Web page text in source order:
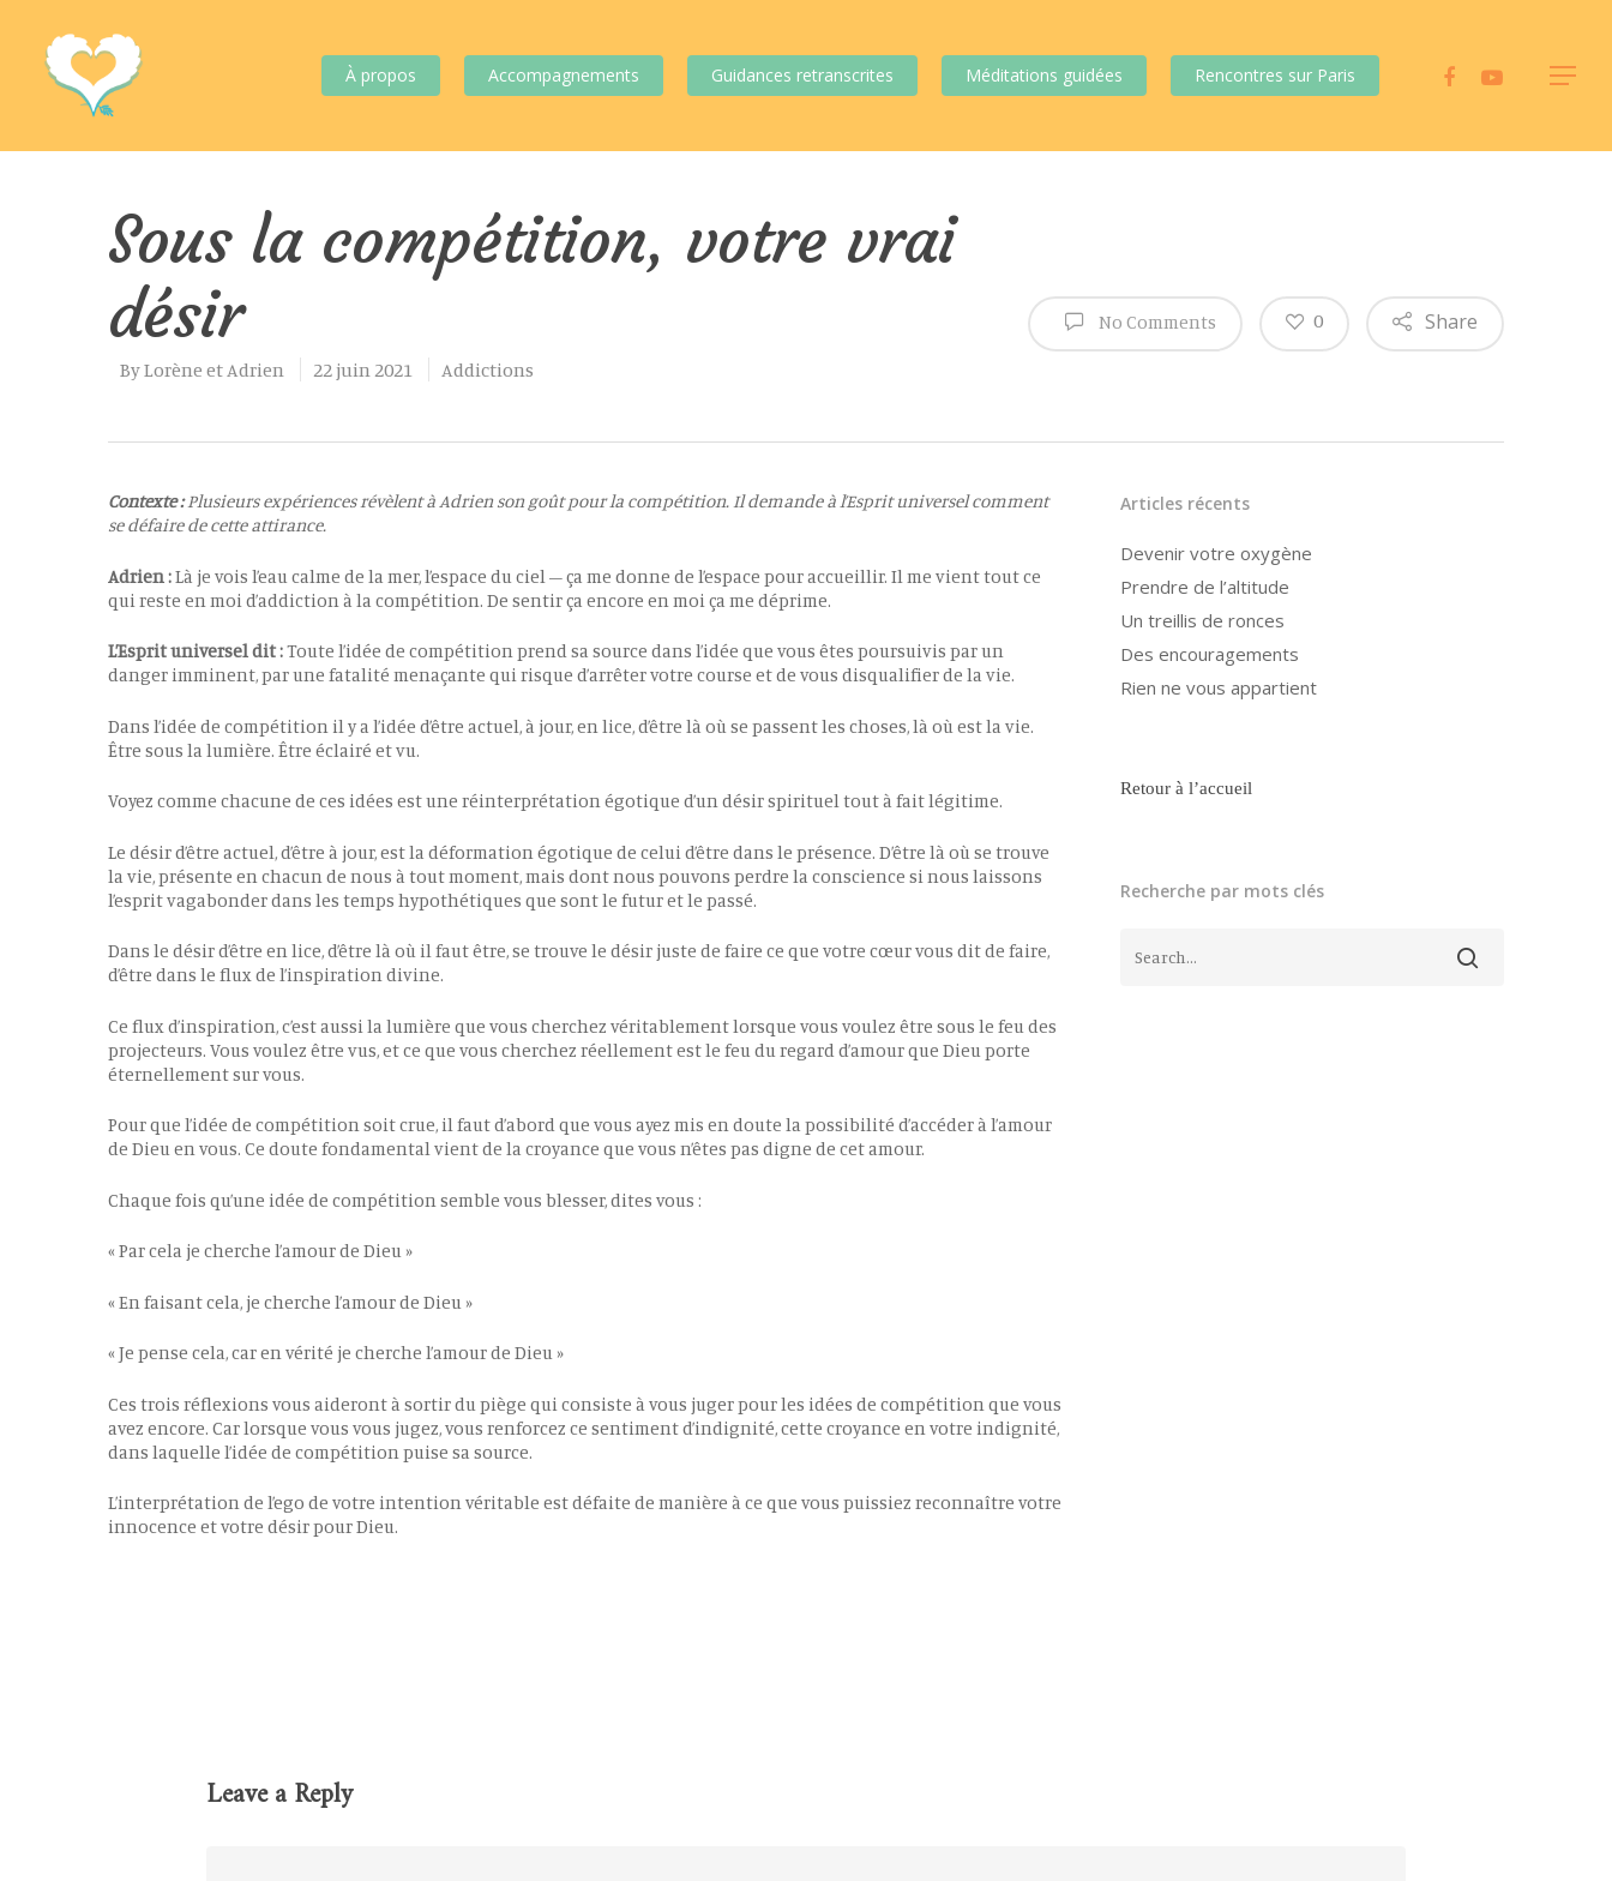
À propos Accompagnements Guidances retranscrites Méditations guidées Rencontres sur Paris
Sous la compétition, votre vrai
désir
ByLorène et Adrien 22 juin 2021 Addictions
No Comments Share
0
Contexte :Plusieurs expériences révèlent à Adrien son goût pour la compétition. Il demande à l’Esprit universel comment
se défaire de cette attirance.
Adrien :Là je vois l’eau calme de la mer, l’espace du ciel – ça me donne de l’espace pour accueillir. Il me vient tout ce
qui reste en moi d’addiction à la compétition. De sentir ça encore en moi ça me déprime.
L’Esprit universel dit :Toute l’idée de compétition prend sa source dans l’idée que vous êtes poursuivis par un
danger imminent, par une fatalité menaçante qui risque d’arrêter votre course et de vous disqualifier de la vie.
Dans l’idée de compétition il y a l’idée d’être actuel, à jour, en lice, d’être là où se passent les choses, là où est la vie.
Être sous la lumière. Être éclairé et vu.
Voyez comme chacune de ces idées est une réinterprétation égotique d’un désir spirituel tout à fait légitime.
Le désir d’être actuel, d’être à jour, est la déformation égotique de celui d’être dans le présence. D’être là où se trouve
la vie, présente en chacun de nous à tout moment, mais dont nous pouvons perdre la conscience si nous laissons
l’esprit vagabonder dans les temps hypothétiques que sont le futur et le passé.
Dans le désir d’être en lice, d’être là où il faut être, se trouve le désir juste de faire ce que votre cœur vous dit de faire,
d’être dans le flux de l’inspiration divine.
Ce flux d’inspiration, c’est aussi la lumière que vous cherchez véritablement lorsque vous voulez être sous le feu des
projecteurs. Vous voulez être vus, et ce que vous cherchez réellement est le feu du regard d’amour que Dieu porte
éternellement sur vous.
Pour que l’idée de compétition soit crue, il faut d’abord que vous ayez mis en doute la possibilité d’accéder à l’amour
de Dieu en vous. Ce doute fondamental vient de la croyance que vous n’êtes pas digne de cet amour.
Chaque fois qu’une idée de compétition semble vous blesser, dites vous :
« Par cela je cherche l’amour de Dieu »
« En faisant cela, je cherche l’amour de Dieu »
« Je pense cela, car en vérité je cherche l’amour de Dieu »
Ces trois réflexions vous aideront à sortir du piège qui consiste à vous juger pour les idées de compétition que vous
avez encore. Car lorsque vous vous jugez, vous renforcez ce sentiment d’indignité, cette croyance en votre indignité,
dans laquelle l’idée de compétition puise sa source.
L’interprétation de l’ego de votre intention véritable est défaite de manière à ce que vous puissiez reconnaître votre
innocence et votre désir pour Dieu.
Articles récents
Devenir votre oxygène
Prendre de l’altitude
Un treillis de ronces
Des encouragements
Rien ne vous appartient
Retour à l’accueil
Recherche par mots clés
Leave a Reply